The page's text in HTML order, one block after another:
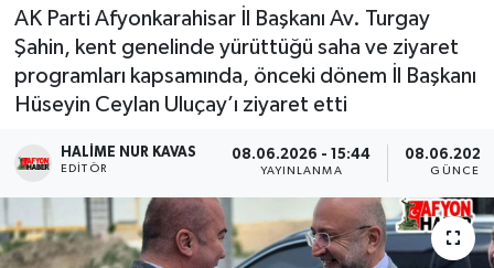
AK Parti Afyonkarahisar İl Başkanı Av. Turgay
Şahin, kent genelinde yürüttüğü saha ve ziyaret
programları kapsamında, önceki dönem İl Başkanı
Hüseyin Ceylan Uluçay’ı ziyaret etti
HALIME NUR KAVAS
EDITÖR
08.06.2026 - 15:44
YAYINLANMA
08.06.2026
Ekonomi
Magazin
Etkinlikler